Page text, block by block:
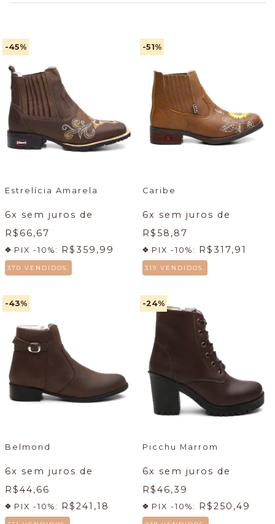
-45%
Estrelícia Amarela
6x sem juros de
R$66,67
PIX -10%: R$359,99
370 VENDIDOS.
-51%
Caribe
6x sem juros de
R$58,87
PIX -10%: R$317,91
319 VENDIDOS.
-43%
Belmond
6x sem juros de
R$44,66
PIX -10%: R$241,18
-24%
Picchu Marrom
6x sem juros de
R$46,39
PIX -10%: R$250,49